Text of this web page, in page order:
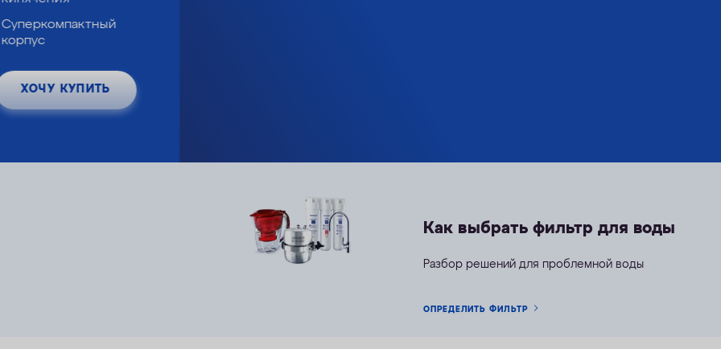
Как выбрать фильтр для воды
Разбор решений для проблемной воды
ОПРЕДЕЛИТЬ ФИЛЬТР